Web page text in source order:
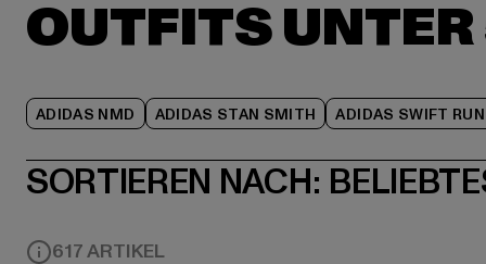
OUTFITS
ADIDAS NMD ADIDAS STAN SMITH ADIDAS SWIFT RUN
SORTIEREN NACH:
617 ARTIKEL